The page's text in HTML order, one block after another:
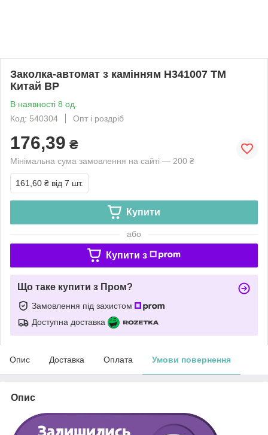
Заколка-автомат з камінням H341007 ТМ
Китай BP
В наявності 8 од.
Код: 540304
Опт і роздріб
176,39 ₴
Мінімальна сума замовлення на сайті — 200 ₴
161,60 ₴ від 7 шт.
Купити
або
Купити з
Що таке купити з Пром?
Замовлення під захистом
Доступна доставка
Опис Доставка Оплата Умови повернення
Опис